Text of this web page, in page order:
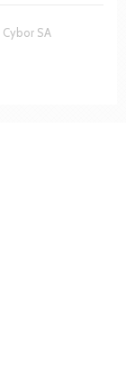
Cybor SA